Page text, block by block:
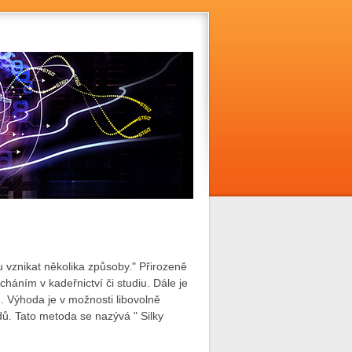
několika způsoby." Přirozeně
v kadeřnictví či studiu. Dále je
Výhoda je v možnosti libovolně
Tato metoda se nazývá " Silky